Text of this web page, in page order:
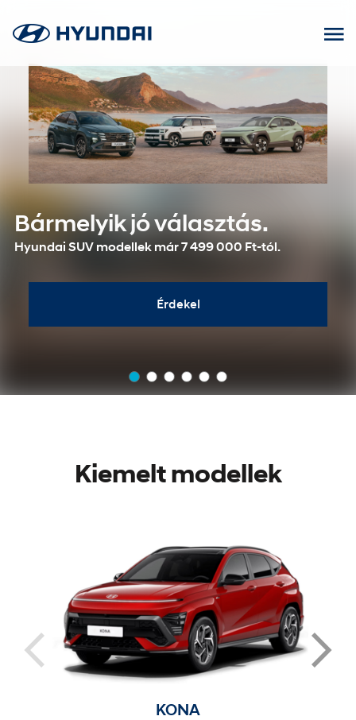
tartalomhoz
Bármelyik jó választás.
Hyundai SUV modellek már 7 499 000 Ft-tól.
Érdekel
Kiemelt modellek
KONA